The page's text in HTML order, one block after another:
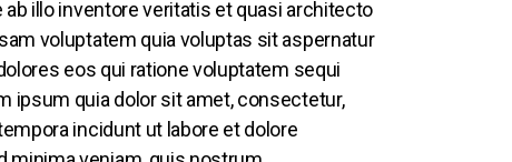
illo inventore veritatis et quasi architecto
voluptatem quia voluptas sit aspernatur
eos qui ratione voluptatem sequi
ipsum quia dolor sit amet, consectetur,
incidunt ut labore et dolore